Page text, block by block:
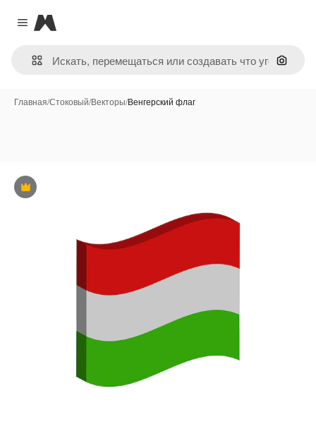
Close menu
Magnific
Поиск
Главная/Стоковый/Векторы/Венгерский флаг
Премиум